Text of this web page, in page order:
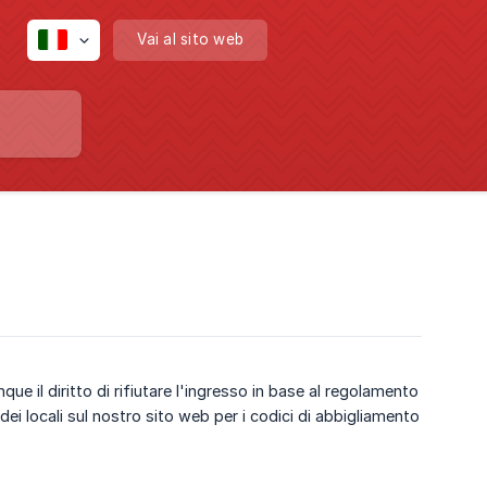
Vai al sito web
il diritto di rifiutare l'ingresso in base al regolamento
locali sul nostro sito web per i codici di abbigliamento